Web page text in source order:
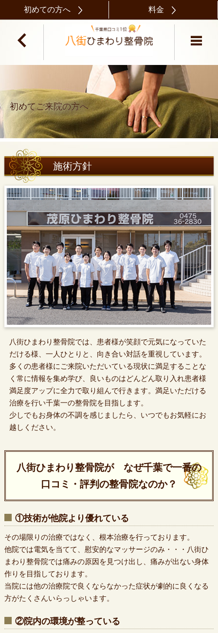
初めての方へ 料金
初めてご来院の方へ
施術方針
八街ひまわり整骨院では、患者様が笑顔で元気になっていた
だける様、一人ひとりと、向き合い対話を重視しています。
多くの患者様にご来院いただいている現状に満足することな
く常に情報を集め学び、良いものはどんどん取り入れ患者様
満足度アップに全力で取り組んで行きます。満足いただける
治療を行い千葉一の整骨院を目指します。
少しでもお身体の不調を感じましたら、いつでもお気軽にお
越しください。
八街ひまわり整骨院が なぜ千葉で一番の
口コミ・評判の整骨院なのか？
①技術が他院より優れている
その場限りの治療ではなく、根本治療を行っております。
他院では電気を当てて、慰安的なマッサージのみ・・・八街ひ
まわり整骨院では痛みの原因を見つけ出し、痛みが出ない身体
作りを目指しております。
当院には他の治療院で良くならなかった症状が劇的に良くなる
方がたくさんいらっしゃいます。
②院内の環境が整っている